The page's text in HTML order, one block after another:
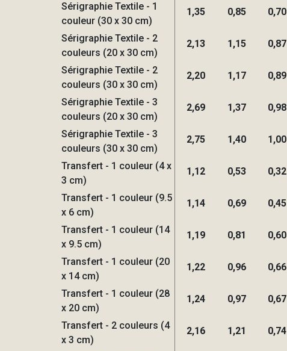
Sérigraphie Textile - 1
couleur (30 x 30 cm)
1,35 0,85 0,70
Sérigraphie Textile - 2
couleurs (20 x 30 cm)
2,13 1,15 0,87
Sérigraphie Textile - 2
couleurs (30 x 30 cm)
2,20 1,17 0,89
Sérigraphie Textile - 3
couleurs (20 x 30 cm)
2,69 1,37 0,98
Sérigraphie Textile - 3
couleurs (30 x 30 cm)
2,75 1,40 1,00
Transfert - 1 couleur (4 x
3 cm)
1,12 0,53 0,32
Transfert - 1 couleur (9.5
x 6 cm)
1,14 0,69 0,45
Transfert - 1 couleur (14
x 9.5 cm)
1,19 0,81 0,60
Transfert - 1 couleur (20
x 14 cm)
1,22 0,96 0,66
Transfert - 1 couleur (28
x 20 cm)
1,24 0,97 0,67
Transfert - 2 couleurs (4
x 3 cm)
2,16 1,21 0,74